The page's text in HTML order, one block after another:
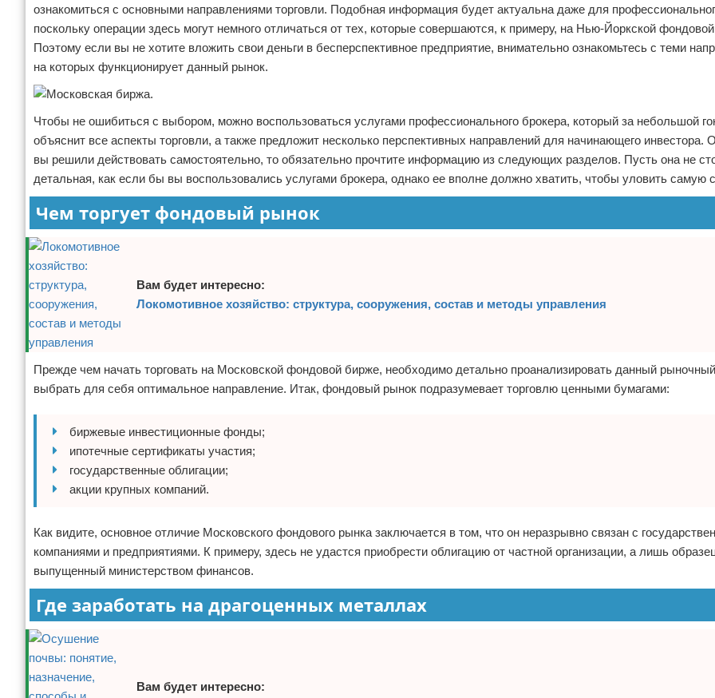
ознакомиться с основными направлениями торговли. Подобная информация будет актуальна даже для
поскольку операции здесь могут немного отличаться от тех, которые совершаются, к примеру, на Нью-Йоркской
Поэтому если вы не хотите вложить свои деньги в бесперспективное предприятие, внимательно ознакомьтесь с теми
на которых функционирует данный рынок.
Чтобы не ошибиться с выбором, можно воспользоваться услугами профессионального брокера, который за небольшой
объяснит все аспекты торговли, а также предложит несколько перспективных направлений для начинающего инвестора.
вы решили действовать самостоятельно, то обязательно прочтите информацию из следующих разделов. Пусть она не
детальная, как если бы вы воспользовались услугами брокера, однако ее вполне должно хватить, чтобы уловить самую
Чем торгует фондовый рынок
Вам будет интересно:
Локомотивное хозяйство: структура, сооружения, состав и методы управления
Прежде чем начать торговать на Московской фондовой бирже, необходимо детально проанализировать данный
выбрать для себя оптимальное направление. Итак, фондовый рынок подразумевает торговлю ценными бумагами:
биржевые инвестиционные фонды;
ипотечные сертификаты участия;
государственные облигации;
акции крупных компаний.
Как видите, основное отличие Московского фондового рынка заключается в том, что он неразрывно связан с
компаниями и предприятиями. К примеру, здесь не удастся приобрести облигацию от частной организации, а лишь
выпущенный министерством финансов.
Где заработать на драгоценных металлах
Вам будет интересно: